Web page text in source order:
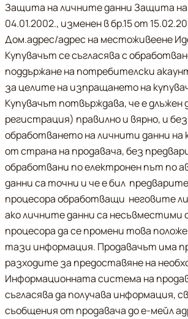
Защита на личните данни Защита на
04.01.2002., изменен в бр.15 от
Дом.адрес/адрес на местоживеене
Купувачът се съгласява с
поддържане на потребителски
за целите на изпращането на
Купувачът потвърждава, че е
регистрация) правилно и вярно, и
обработването на личнити данни
от страна на продавача, без
обработвани по електронен път по
данни са точни и че е бил
процесора обработващи  неговите
ако личните данни са несъвместими
процесора да се промени това
тази информация. Продавачът има
разходите за предоставяне на
Информационната система на
съгласява да получава информация,
съобщения от продавача до е-мейл